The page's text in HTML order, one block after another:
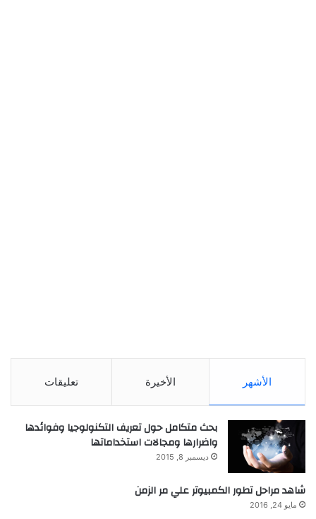
الأشهر الأخيرة تعليقات
بحث متكامل حول تعريف التكنولوجيا وفوائدها
واضرارها ومجالات استخداماتها
ديسمبر 8, 2015
شاهد مراحل تطور الكمبيوتر علي مر الزمن
مايو 24, 2016